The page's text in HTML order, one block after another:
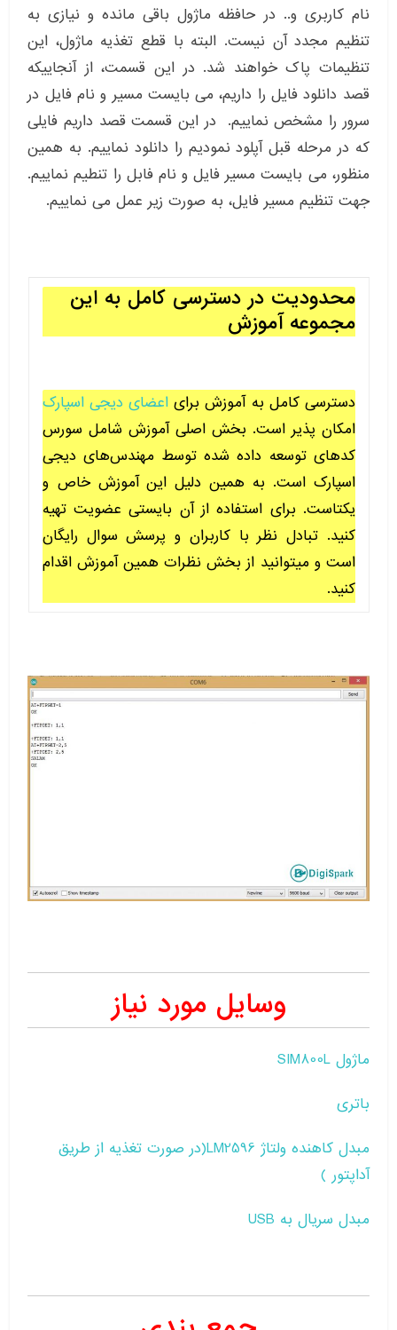
نام کاربری و.. در حافظه ماژول باقی مانده و نیازی به
تنظیم مجدد آن نیست. البته با قطع تغذیه ماژول، این
تنظیمات پاک خواهند شد. در این قسمت، از آنجاییکه
قصد دانلود فایل را داریم، می بایست مسیر و نام فایل در
سرور را مشخص نماییم. در این قسمت قصد داریم فایلی
که در مرحله قبل آپلود نمودیم را دانلود نماییم. به همین
منظور، می بایست مسیر فایل و نام فابل را تنطیم نماییم.
جهت تنظیم مسیر فایل، به صورت زیر عمل می نماییم.
محدودیت در دسترسی کامل به این
مجموعه آموزش
دسترسی کامل به آموزش برای اعضای دیجی اسپارک
امکان پذیر است. بخش اصلی آموزش شامل سورس
کدهای توسعه داده شده توسط مهندس‌های دیجی
اسپارک است. به همین دلیل این آموزش خاص و
یکتاست. برای استفاده از آن بایستی عضویت تهیه
کنید. تبادل نظر با کاربران و پرسش سوال رایگان
است و میتوانید از بخش نظرات همین آموزش اقدام
کنید.
وسایل مورد نیاز
ماژول SIM800L
باتری
مبدل کاهنده ولتاژ LM2596(در صورت تغذیه از طریق
آداپتور )
مبدل سریال به USB